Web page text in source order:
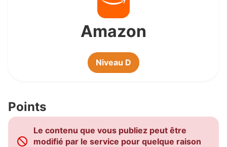
Ajouter un nouveau service
Tableau de bord
Amazon
Niveau D
Points
Le contenu que vous publiez peut être
modifié par le service pour quelque raison